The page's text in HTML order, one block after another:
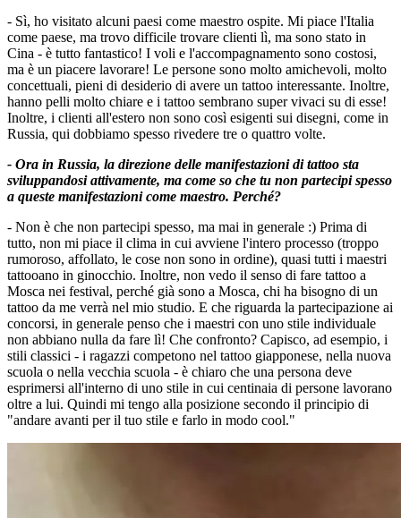
- Sì, ho visitato alcuni paesi come maestro ospite. Mi piace l'Italia
come paese, ma trovo difficile trovare clienti lì, ma sono stato in
Cina - è tutto fantastico! I voli e l'accompagnamento sono costosi,
ma è un piacere lavorare! Le persone sono molto amichevoli, molto
concettuali, pieni di desiderio di avere un tattoo interessante. Inoltre,
hanno pelli molto chiare e i tattoo sembrano super vivaci su di esse!
Inoltre, i clienti all'estero non sono così esigenti sui disegni, come in
Russia, qui dobbiamo spesso rivedere tre o quattro volte.
- Ora in Russia, la direzione delle manifestazioni di tattoo sta
sviluppandosi attivamente, ma come so che tu non partecipi spesso
a queste manifestazioni come maestro. Perché?
- Non è che non partecipi spesso, ma mai in generale :) Prima di
tutto, non mi piace il clima in cui avviene l'intero processo (troppo
rumoroso, affollato, le cose non sono in ordine), quasi tutti i maestri
tattooano in ginocchio. Inoltre, non vedo il senso di fare tattoo a
Mosca nei festival, perché già sono a Mosca, chi ha bisogno di un
tattoo da me verrà nel mio studio. E che riguarda la partecipazione ai
concorsi, in generale penso che i maestri con uno stile individuale
non abbiano nulla da fare lì! Che confronto? Capisco, ad esempio, i
stili classici - i ragazzi competono nel tattoo giapponese, nella nuova
scuola o nella vecchia scuola - è chiaro che una persona deve
esprimersi all'interno di uno stile in cui centinaia di persone lavorano
oltre a lui. Quindi mi tengo alla posizione secondo il principio di
"andare avanti per il tuo stile e farlo in modo cool."